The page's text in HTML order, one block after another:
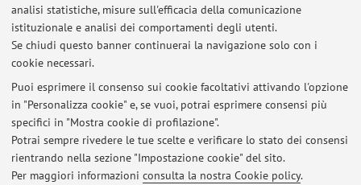
analisi statistiche, misure sull'efficacia della comunicazione
istituzionale e analisi dei comportamenti degli utenti.
Se chiudi questo banner continuerai la navigazione solo con i
cookie necessari.
Puoi esprimere il consenso sui cookie facoltativi attivando l'opzione
in "Personalizza cookie" e, se vuoi, potrai esprimere consensi più
specifici in "Mostra cookie di profilazione".
Potrai sempre rivedere le tue scelte e verificare lo stato dei consensi
rientrando nella sezione "Impostazione cookie" del sito.
Per maggiori informazioni consulta la nostra Cookie policy.
1 2
Ultimi avvisi
Al momento non sono presenti avvisi.